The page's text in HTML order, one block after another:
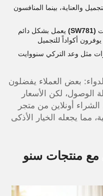
للتجميل والعناية، بينما المنافسون
(SW781)
يعمل بشكل دائم
مثل وعد التركي سنووايت
بعض العملاء يفضلون
الوصول، لكن الأسعار
أونلاين من متجر
يوفر 10% إضافية، مما يجعله الخيار الأذكى
مع منتجات سنو